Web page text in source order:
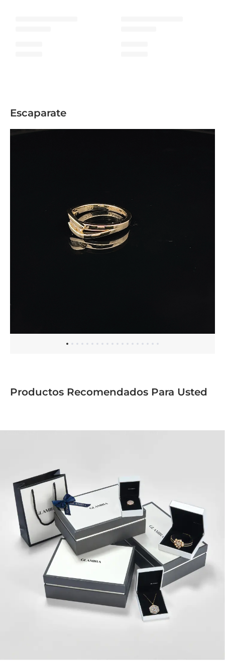
Escaparate
Productos Recomendados Para Usted